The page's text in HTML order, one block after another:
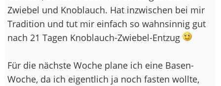
Zwiebel und Knoblauch. Hat inzwischen bei mir
Tradition und tut mir einfach so wahnsinnig gut
nach 21 Tagen Knoblauch-Zwiebel-Entzug
Für die nächste Woche plane ich eine Basen-
Woche, da ich eigentlich ja noch fasten wollte,